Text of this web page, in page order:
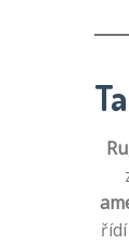
řídí